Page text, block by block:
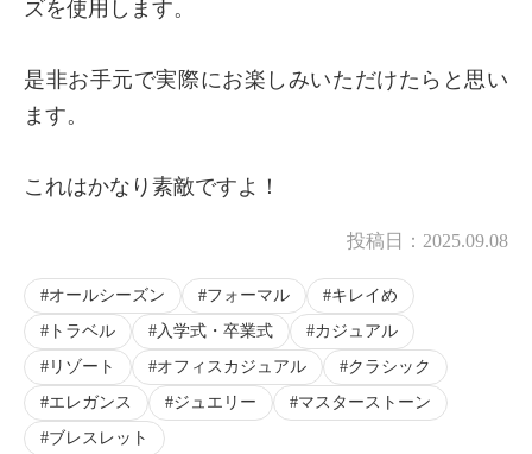
× 商品紹介
ズを使用します。
是非お手元で実際にお楽しみいただけたらと思い
ます。
これはかなり素敵ですよ！
投稿日： 2025.09.08
オールシーズン フォーマル
キレイめ
トラベル
入学式・卒業式
カジュアル
リゾート
オフィスカジュアル
クラシック
エレガンス
ジュエリー
マスターストーン
ブレスレット